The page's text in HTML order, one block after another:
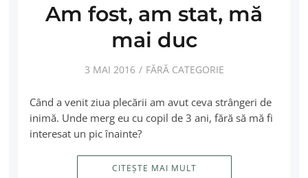
Am fost, am stat, mă
mai duc
3 MAI 2016 FĂRĂ CATEGORIE
Când a venit ziua plecării am avut ceva strângeri de
inimă. Unde merg eu cu copil de 3 ani, fără să mă fi
interesat un pic înainte?
CITEȘTE MAI MULT